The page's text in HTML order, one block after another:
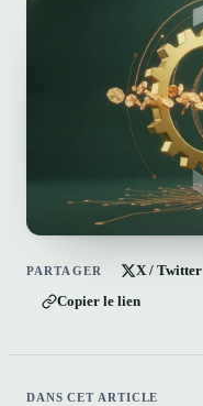
PARTAGER X / Twitter
Copier le lien
DANS CET ARTICLE